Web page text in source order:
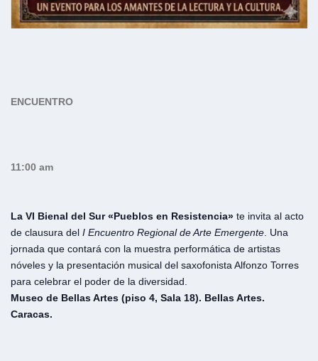
ENCUENTRO
11:00 am
La VI Bienal del Sur «Pueblos en Resistencia» te invita al acto
de clausura del I Encuentro Regional de Arte Emergente . Una
jornada que contará con la muestra performática de artistas
nóveles y la presentación musical del saxofonista Alfonzo Torres
para celebrar el poder de la diversidad.
Museo de Bellas Artes (piso 4, Sala 18). Bellas Artes.
Caracas.